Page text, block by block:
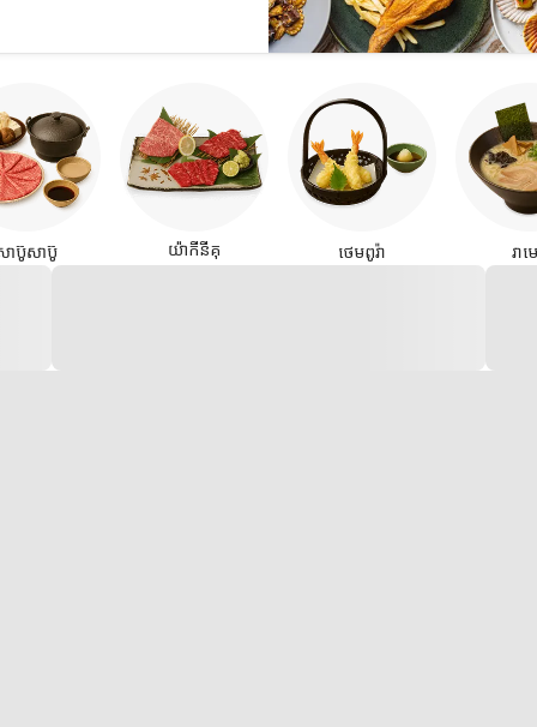
ាប៊ូសាប៊ូ យ៉ាកីនីគុ ថេមពូរ៉ា រា